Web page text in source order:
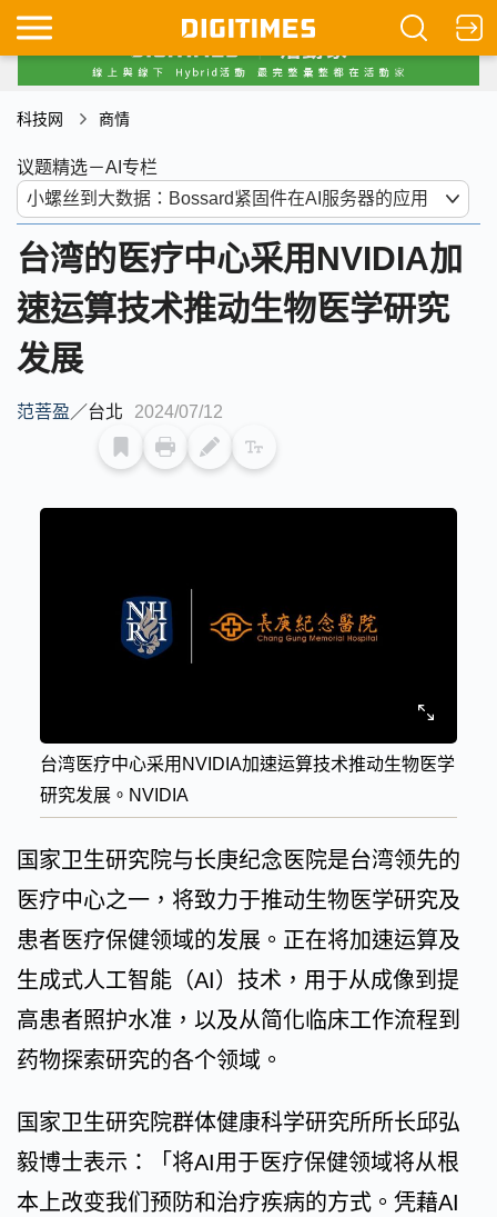
科技网 商情
议题精选－AI专栏
台湾的医疗中心采用NVIDIA加
速运算技术推动生物医学研究
发展
范菩盈／台北 2024/07/12
台湾医疗中心采用NVIDIA加速运算技术推动生物医学
研究发展。NVIDIA
国家卫生研究院与长庚纪念医院是台湾领先的
医疗中心之一，将致力于推动生物医学研究及
患者医疗保健领域的发展。正在将加速运算及
生成式人工智能（AI）技术，用于从成像到提
高患者照护水准，以及从简化临床工作流程到
药物探索研究的各个领域。
国家卫生研究院群体健康科学研究所所长邱弘
毅博士表示：「将AI用于医疗保健领域将从根
本上改变我们预防和治疗疾病的方式。凭藉AI